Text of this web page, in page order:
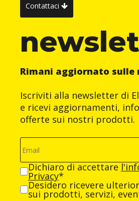
Contattaci
Rimani aggiornato sulle
Iscriviti alla newsletter di
e ricevi aggiornamenti,
offerte sui nostri prodotti.
Dichiaro di accettare
Privacy*
Desidero ricevere
sui prodotti, servizi,